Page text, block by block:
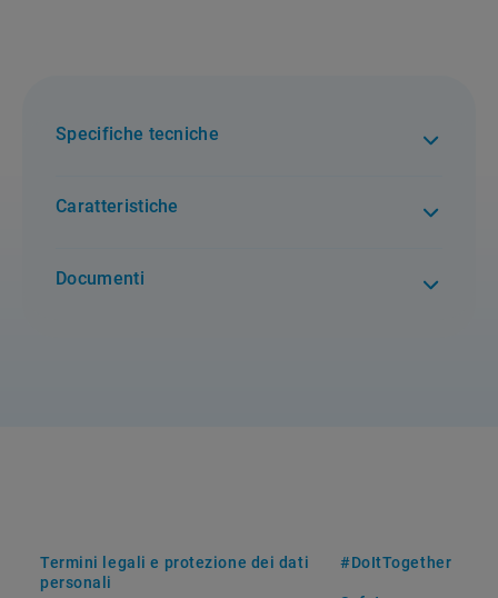
Specifiche tecniche
Caratteristiche
Documenti
Termini legali e protezione dei dati
personali
#DoItTogether